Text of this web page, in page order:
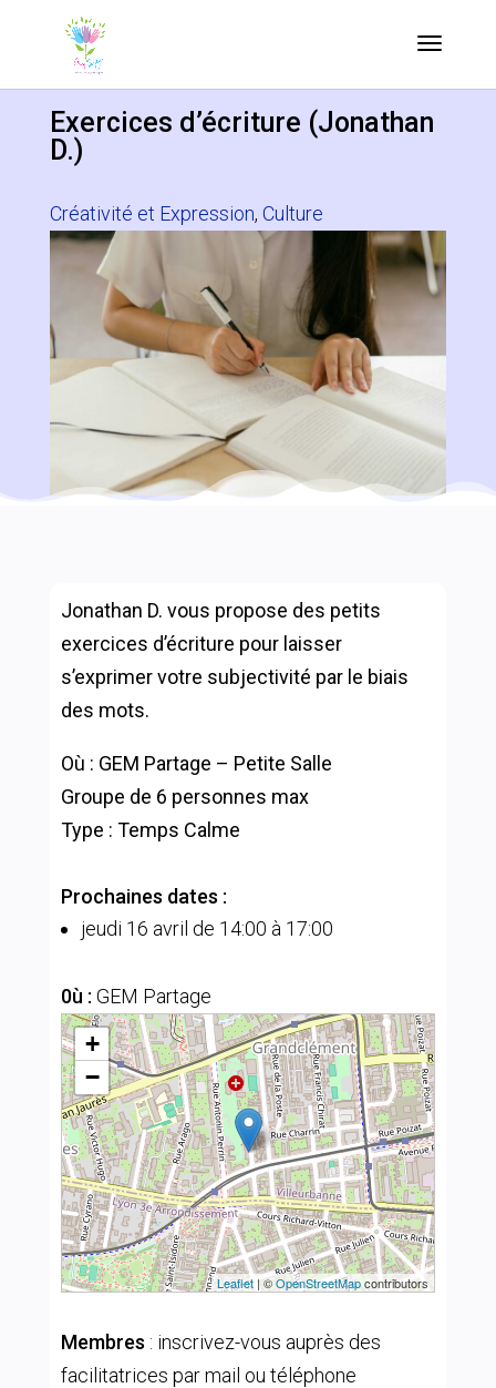
Exercices d’écriture (Jonathan
D.)
Créativité et Expression, Culture
Jonathan D. vous propose des petits
exercices d’écriture pour laisser
s’exprimer votre subjectivité par le biais
des mots.
Où : GEM Partage – Petite Salle
Groupe de 6 personnes max
Type : Temps Calme
Prochaines dates :
jeudi 16 avril de 14:00 à 17:00
0ù : GEM Partage
+
−
Leaflet | ©OpenStreetMapcontributors
Membres : inscrivez-vous auprès des
facilitatrices par mail ou téléphone